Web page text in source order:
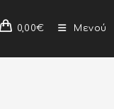
0,00€ Μενού